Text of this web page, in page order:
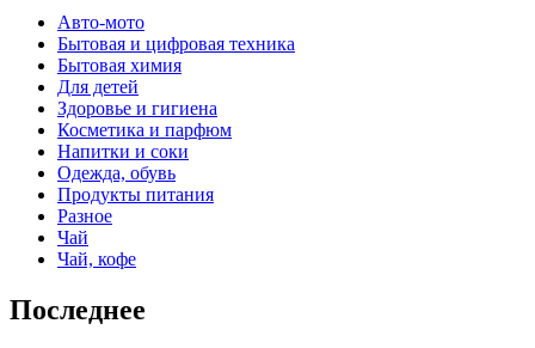
Авто-мото
Бытовая и цифровая техника
Бытовая химия
Для детей
Здоровье и гигиена
Косметика и парфюм
Напитки и соки
Одежда, обувь
Продукты питания
Разное
Чай
Чай, кофе
Последнее